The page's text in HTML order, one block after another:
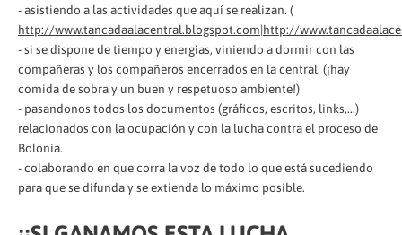
- asistiendo a las actividades que aquí se realizan. (
http://www.tancadaalacentral.blogspot.com|http://
- si se dispone de tiempo y energías, viniendo a dormir con las
compañeras y los compañeros encerrados en la central. (¡hay
comida de sobra y un buen y respetuoso ambiente!)
- pasandonos todos los documentos (gráficos, escritos, links,...)
relacionados con la ocupación y con la lucha contra el proceso de
Bolonia.
- colaborando en que corra la voz de todo lo que está sucediendo
para que se difunda y se extienda lo máximo posible.